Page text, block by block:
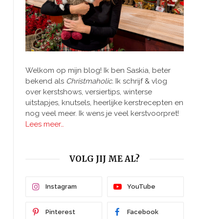
Welkom op mijn blog! Ik ben Saskia, beter
bekend als Christmaholic. Ik schrijf & vlog
over kerstshows, versiertips, winterse
uitstapjes, knutsels, heerlijke kerstrecepten en
nog veel meer. Ik wens je veel kerstvoorpret!
Lees meer…
VOLG JIJ ME AL?
Instagram YouTube
Pinterest Facebook